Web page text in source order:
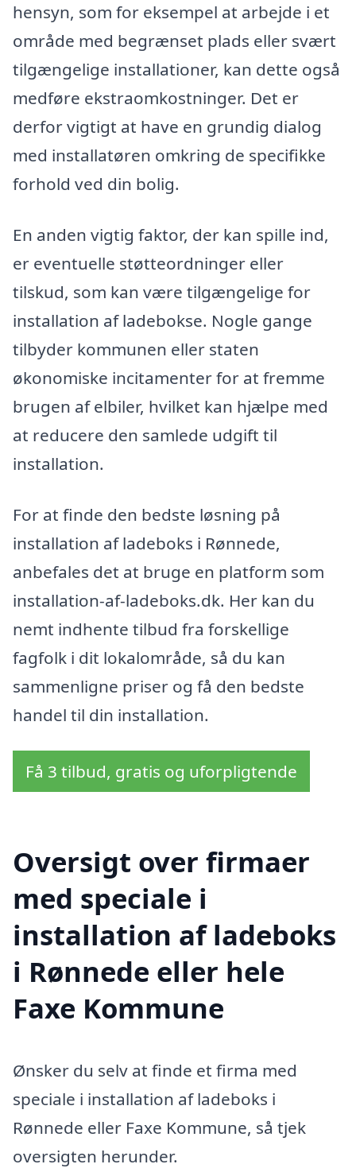
hensyn, som for eksempel at arbejde i et
område med begrænset plads eller svært
tilgængelige installationer, kan dette også
medføre ekstraomkostninger. Det er
derfor vigtigt at have en grundig dialog
med installatøren omkring de specifikke
forhold ved din bolig.
En anden vigtig faktor, der kan spille ind,
er eventuelle støtteordninger eller
tilskud, som kan være tilgængelige for
installation af ladebokse. Nogle gange
tilbyder kommunen eller staten
økonomiske incitamenter for at fremme
brugen af elbiler, hvilket kan hjælpe med
at reducere den samlede udgift til
installation.
For at finde den bedste løsning på
installation af ladeboks i Rønnede,
anbefales det at bruge en platform som
installation-af-ladeboks.dk. Her kan du
nemt indhente tilbud fra forskellige
fagfolk i dit lokalområde, så du kan
sammenligne priser og få den bedste
handel til din installation.
Få 3 tilbud, gratis og uforpligtende
Oversigt over firmaer
med speciale i
installation af ladeboks
i Rønnede eller hele
Faxe Kommune
Ønsker du selv at finde et firma med
speciale i installation af ladeboks i
Rønnede eller Faxe Kommune, så tjek
oversigten herunder.